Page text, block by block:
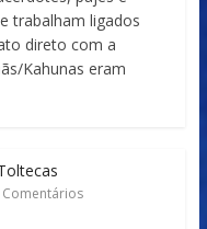
trabalham ligados
direto com a
Kahunas eram
Comentários